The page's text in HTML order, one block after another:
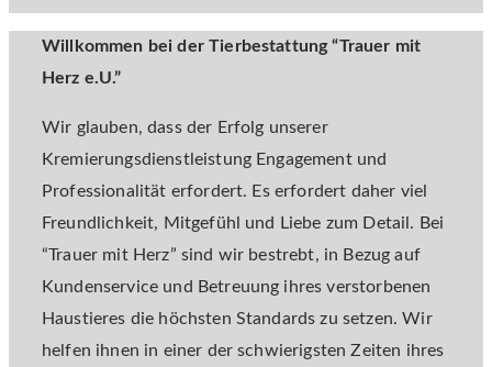
Willkommen bei der Tierbestattung “Trauer mit
Herz e.U.”
Wir glauben, dass der Erfolg unserer
Kremierungsdienstleistung Engagement und
Professionalität erfordert. Es erfordert daher viel
Freundlichkeit, Mitgefühl und Liebe zum Detail. Bei
“Trauer mit Herz” sind wir bestrebt, in Bezug auf
Kundenservice und Betreuung ihres verstorbenen
Haustieres die höchsten Standards zu setzen. Wir
helfen ihnen in einer der schwierigsten Zeiten ihres